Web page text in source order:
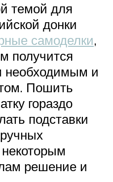
темой для
донки
самоделки,
получится
необходимым и
Пошить
гораздо
подставки
решение и